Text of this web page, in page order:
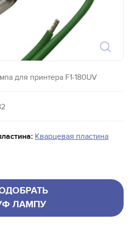
для принтера F1-180UV
Кварцевая пластина
ЛАМПУ